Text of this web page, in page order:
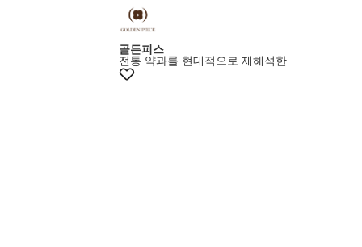
+10%쿠폰
골든피스
전통 약과를 현대적으로 재해석한